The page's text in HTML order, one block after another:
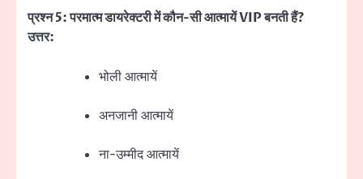
प्रश्न 5: परमात्म डायरेक्टरी में कौन-सी आत्मायें VIP बनती हैं?
उत्तर:
भोली आत्मायें
अनजानी आत्मायें
ना-उम्मीद आत्मायें